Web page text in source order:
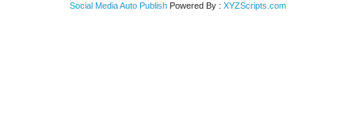
Social Media Auto PublishPowered By : XYZScripts.com